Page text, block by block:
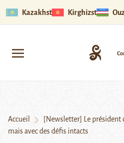
Kazakhstan Kirghizstan
Accueil
[Newsletter] Le président
mais avec des défis intacts